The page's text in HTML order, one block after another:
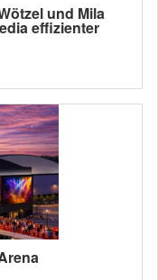
und Mila
effizienter